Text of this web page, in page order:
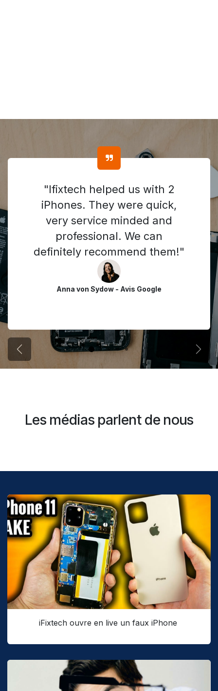
"Ifixtech helped us with 2
iPhones. They were quick,
very service minded and
professional. We can
definitely recommend them!"
Anna von Sydow - Avis Google
Précédent
Les médias parlent de nous
iFixtech ouvre en live un faux iPhone